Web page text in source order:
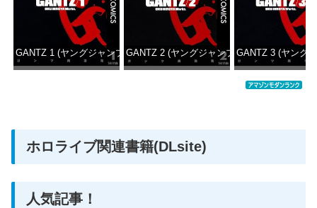
GANTZ 1 (ヤングジャンプコミックスDIGITAL)
GANTZ 2 (ヤングジャンプコミックス
GANTZ 3 (ヤング
ホロライブ関連書籍(DLsite)
人気記事！